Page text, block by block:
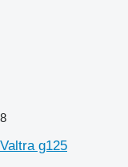
8
Valtra g125